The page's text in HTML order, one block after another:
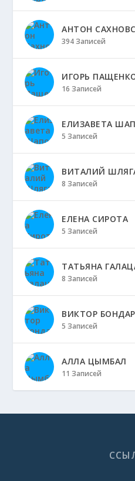
АНТОН
394 Записей
ИГОРЬ
16 Записей
ЕЛИЗАВЕТА
5 Записей
ВИТАЛИЙ
8 Записей
ЕЛЕНА СИРОТА
5 Записей
ТАТЬЯНА
8 Записей
ВИКТОР
5 Записей
АЛЛА ЦЫМБАЛ
11 Записей